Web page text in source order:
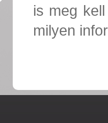
is meg
milyen